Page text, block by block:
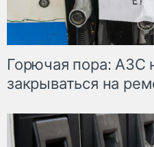
Горючая пора: АЗС
закрываться на